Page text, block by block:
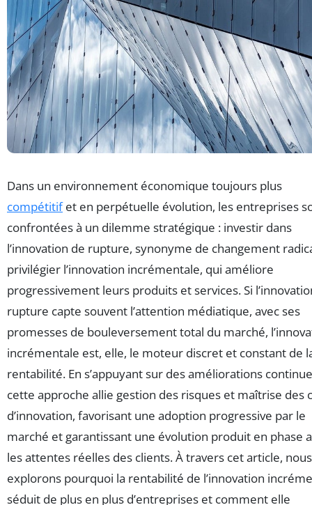
Dans un environnement économique toujours plus
compétitifet en perpétuelle évolution, les entreprises
confrontées à un dilemme stratégique : investir dans
l’innovation de rupture, synonyme de changement
privilégier l’innovation incrémentale, qui améliore
progressivement leurs produits et services. Si
rupture capte souvent l’attention médiatique, avec ses
promesses de bouleversement total du marché,
incrémentale est, elle, le moteur discret et constant de
rentabilité. En s’appuyant sur des améliorations
cette approche allie gestion des risques et maîtrise des
d’innovation, favorisant une adoption progressive par le
marché et garantissant une évolution produit en phase
les attentes réelles des clients. À travers cet article, nous
explorons pourquoi la rentabilité de l’innovation
séduit de plus en plus d’entreprises et comment elle